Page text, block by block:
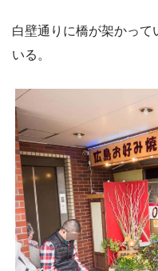
白壁通りに橋が架かっ
いる。